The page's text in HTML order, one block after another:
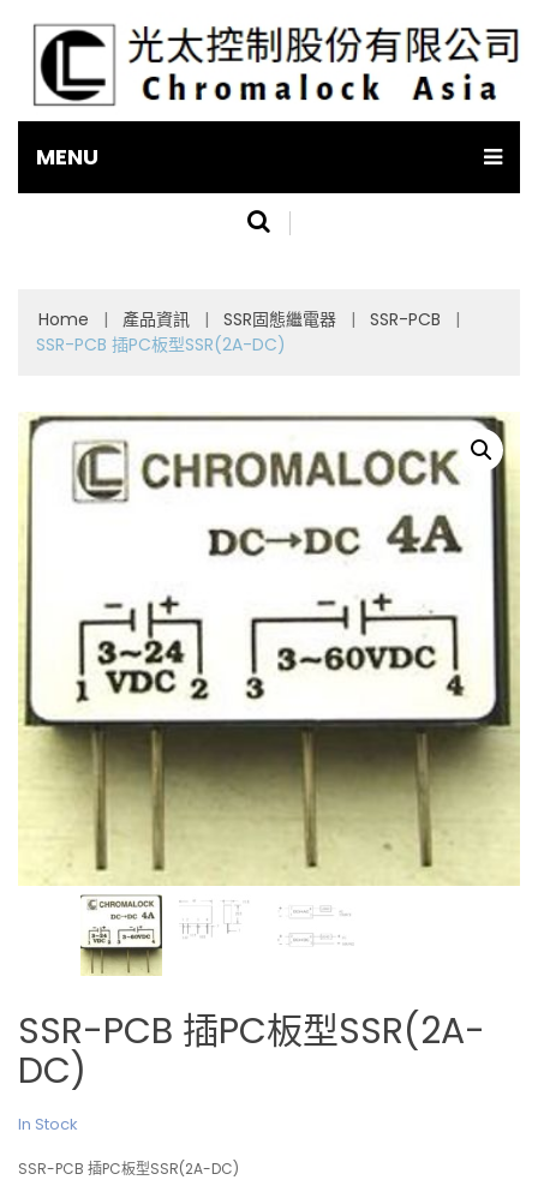
MENU
Home | 產品資訊 | SSR固態繼電器 | SSR-PCB
|
SSR-PCB 插PC板型SSR(2A-DC)
SSR-PCB 插PC板型SSR(2A-
DC)
In Stock
SSR-PCB 插PC板型SSR(2A-DC)